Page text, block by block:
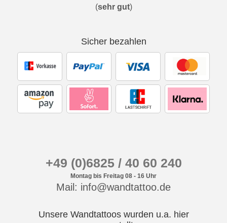
(sehr gut)
Sicher bezahlen
+49 (0)6825 / 40 60 240
Montag bis Freitag 08 - 16 Uhr
Mail: info@wandtattoo.de
Unsere Wandtattoos wurden u.a. hier